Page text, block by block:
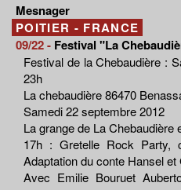
Mesnager
POITIER - FRANCE
09/22 - Festival "La
Festival de la Chebaudière :
23h
La chebaudière 86470
Samedi 22 septembre 2012
La grange de La Chebaudière
17h : Gretelle Rock Party,
Adaptation du conte Hansel
Avec Emilie Bouruet